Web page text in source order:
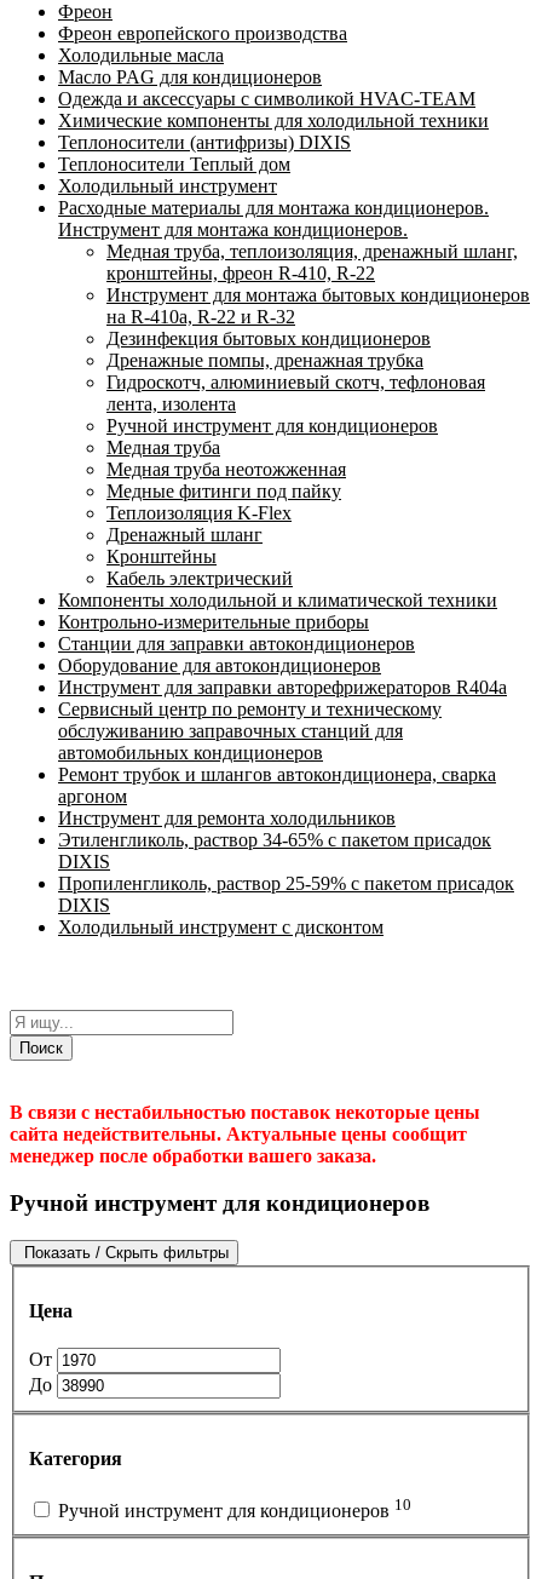
Фреон
Фреон европейского производства
Холодильные масла
Масло PAG для кондиционеров
Одежда и аксессуары с символикой HVAC-TEAM
Химические компоненты для холодильной техники
Теплоносители (антифризы) DIXIS
Теплоносители Теплый дом
Холодильный инструмент
Расходные материалы для монтажа кондиционеров.
Инструмент для монтажа кондиционеров.
Медная труба, теплоизоляция, дренажный шланг,
кронштейны, фреон R-410, R-22
Инструмент для монтажа бытовых кондиционеров
на R-410а, R-22 и R-32
Дезинфекция бытовых кондиционеров
Дренажные помпы, дренажная трубка
Гидроскотч, алюминиевый скотч, тефлоновая
лента, изолента
Ручной инструмент для кондиционеров
Медная труба
Медная труба неотожженная
Медные фитинги под пайку
Теплоизоляция K-Flex
Дренажный шланг
Кронштейны
Кабель электрический
Компоненты холодильной и климатической техники
Контрольно-измерительные приборы
Станции для заправки автокондиционеров
Оборудование для автокондиционеров
Инструмент для заправки авторефрижераторов R404a
Сервисный центр по ремонту и техническому
обслуживанию заправочных станций для
автомобильных кондиционеров
Ремонт трубок и шлангов автокондиционера, сварка
аргоном
Инструмент для ремонта холодильников
Этиленгликоль, раствор 34-65% с пакетом присадок
DIXIS
Пропиленгликоль, раствор 25-59% с пакетом присадок
DIXIS
Холодильный инструмент с дисконтом
Поиск
В связи с нестабильностью поставок некоторые цены
сайта недействительны. Актуальные цены сообщит
менеджер после обработки вашего заказа.
Ручной инструмент для кондиционеров
Показать / Скрыть фильтры
Цена
От
До
Категория
Ручной инструмент для кондиционеров 10